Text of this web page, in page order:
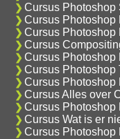
Cursus Photoshop
Cursus Photoshop
Cursus Photoshop
Cursus
Cursus Photoshop
Cursus Photoshop
Cursus Photoshop
Cursus Alles over
Cursus Photoshop
Cursus Wat is er
Cursus Photoshop